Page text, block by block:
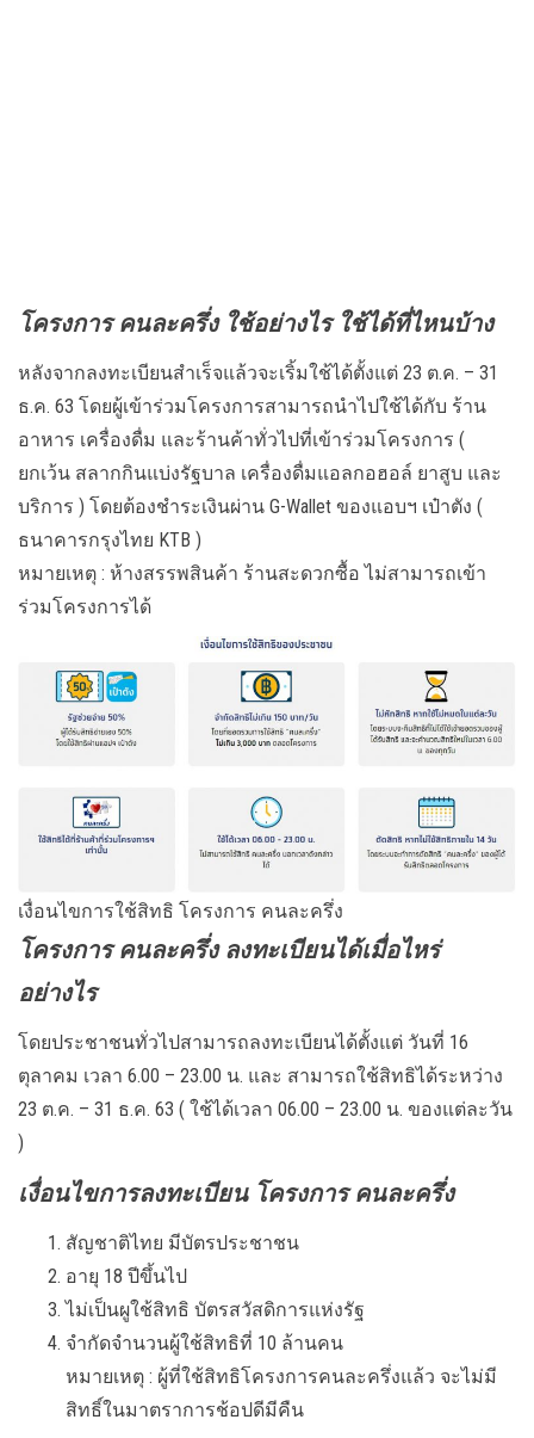
โครงการ คนละครึ่ง ใช้อย่างไร ใช้ได้ที่ไหนบ้าง
หลังจากลงทะเบียนสำเร็จแล้วจะเริ้มใช้ได้ตั้งแต่ 23 ต.ค. – 31
ธ.ค. 63 โดยผู้เข้าร่วมโครงการสามารถนำไปใช้ได้กับ ร้าน
อาหาร เครื่องดื่ม และร้านค้าทั่วไปที่เข้าร่วมโครงการ (
ยกเว้น สลากกินแบ่งรัฐบาล เครื่องดื่มแอลกอฮอล์ ยาสูบ และ
บริการ ) โดยต้องชำระเงินผ่าน G-Wallet ของแอบฯ เป๋าตัง (
ธนาคารกรุงไทย KTB )
หมายเหตุ : ห้างสรรพสินค้า ร้านสะดวกซื้อ ไม่สามารถเข้า
ร่วมโครงการได้
เงื่อนไขการใช้สิทธิ โครงการ คนละครึ่ง
โครงการ คนละครึ่ง ลงทะเบียนได้เมื่อไหร่
อย่างไร
โดยประชาชนทั่วไปสามารถลงทะเบียนได้ตั้งแต่ วันที่ 16
ตุลาคม เวลา 6.00 – 23.00 น. และ สามารถใช้สิทธิได้ระหว่าง
23 ต.ค. – 31 ธ.ค. 63 ( ใช้ได้เวลา 06.00 – 23.00 น. ของแต่ละวัน
)
เงื่อนไขการลงทะเบียน โครงการ คนละครึ่ง
สัญชาติไทย มีบัตรประชาชน
อายุ 18 ปีขึ้นไป
ไม่เป็นผูใช้สิทธิ บัตรสวัสดิการแห่งรัฐ
จำกัดจำนวนผู้ใช้สิทธิที่ 10 ล้านคน
หมายเหตุ : ผู้ที่ใช้สิทธิโครงการคนละครึ่งแล้ว จะไม่มี
สิทธิ์ในมาตราการช้อปดีมีคืน